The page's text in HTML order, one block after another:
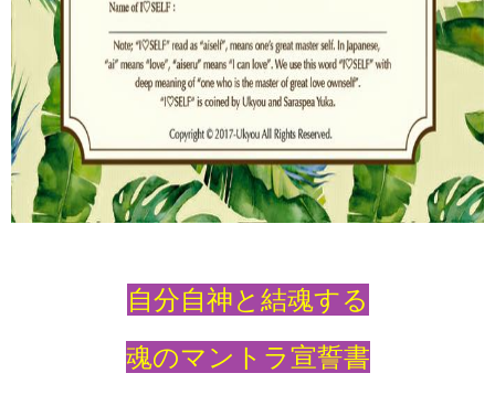
自分自神と結魂する
魂のマントラ宣誓書